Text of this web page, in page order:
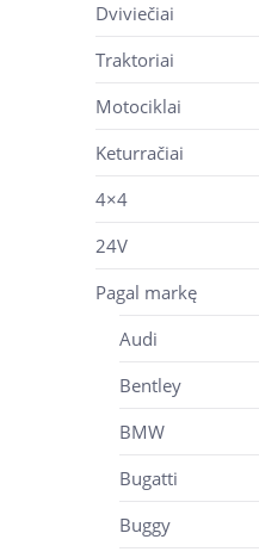
Dviviečiai
Traktoriai
Motociklai
Keturračiai
4×4
24V
Pagal markę
Audi
Bentley
BMW
Bugatti
Buggy